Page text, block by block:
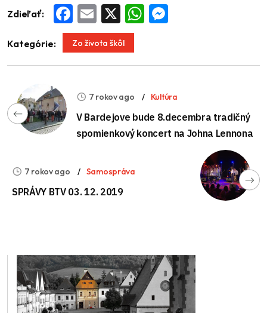
Zdieľať: Facebook
Email WhatsApp
Kategórie: Zo života škôl
7 rokov ago Kultúra
V Bardejove bude 8.decembra tradičný
spomienkový koncert na Johna Lennona
7 rokov ago Samospráva
SPRÁVY BTV 03. 12. 2019